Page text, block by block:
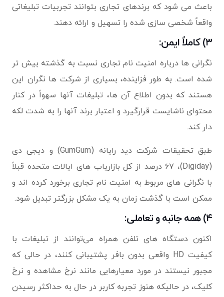
باعث می شود که برندهای تجاری بتوانند تجربیات تبلیغاتی
واقعاً شخصی سازی شده را تسهیل و ارائه دهند.
۳) کاملاً ایمن:
نگرانی ها درباره امنیت نام تجاری نسبت به گذشته بیش تر
شده است. به طور فزاینده، بسیاری از شرکت ها نگران این
هستند که بدون اطلاع آن ها، تبلیغات آنها سهواً در کنار
محتوای ناشایست قرارگیرد و اعتبار برند آنها را به شدت لکه
دار کند.
طبق تحقیقات شرکت دید رایانه (GumGum) و دیجی دی
(Digiday)، ۶۷ درصد از کل بازاریاب های ایالات متحده قبلاً
با نگرانی های مربوط به امنیت نام تجاری برخورد کرده اند و
ممکن است با گذشت زمان به یک مشکل بزرگتر تبدیل شود.
۴) همه جانبه و تعاملی:
اکنون دستگاه های تلفن همراه می‌توانند از تبلیغات با
کیفیت HD واقعی بدون بافر پشتیبانی کنند، در حالی که
مجبور نیستند در مورد معیارهایی مانند نرخ مشاهده و نرخ
کلیک، در حالیکه هنوز تجربه کاربر در حال به حداکثر رسیدن